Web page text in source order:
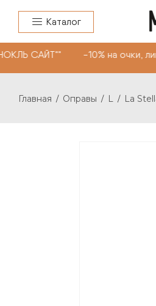
Каталог
САЙТ"" -10% на
Главная / Оправы / L / La